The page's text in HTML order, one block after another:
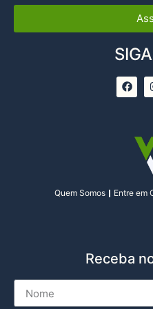
Quem Somos Entre em
Receba